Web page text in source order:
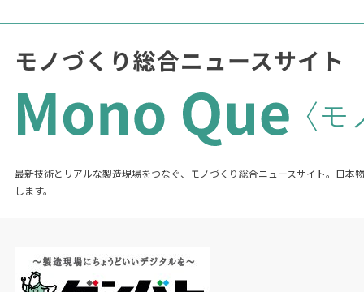
最新技術とリアルな製造現場をつなぐ、モノづくり総合ニュースサイト。日本
します。